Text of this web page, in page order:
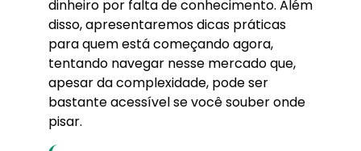
dinheiro por falta de conhecimento. Além
disso, apresentaremos dicas práticas
para quem está começando agora,
tentando navegar nesse mercado que,
apesar da complexidade, pode ser
bastante acessível se você souber onde
pisar.